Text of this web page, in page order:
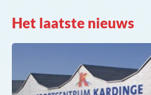
Het laatste nieuws